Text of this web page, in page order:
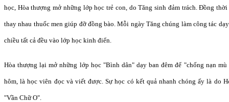
học, Hòa thượng mở những lớp học trẻ con, do Tăng sinh đảm trách. Đồng
thay nhau thuốc men giúp đỡ đồng bào. Mỗi ngày Tăng chúng làm công tác
chiều tất cả đều vào lớp học kinh điển.
Hòa thượng lại mở những lớp học "Bình dân" dạy ban đêm để "chống nạn
hôm, là học viên đọc và viết được. Sự học có kết quả nhanh chóng ấy là do
"Vần Chữ O".